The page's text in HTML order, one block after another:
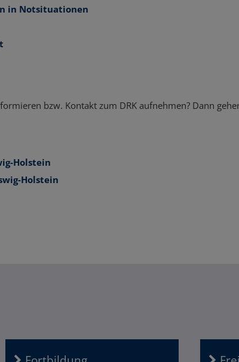
in Notsituationen
bzw. Kontakt zum DRK aufnehmen? Dann
Holstein
Holstein